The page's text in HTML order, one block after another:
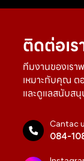
ติดต่อเร
ทีมงานของเรา
เหมาะกับคุณ ต
และดูแลสนับส
Cantac
084-